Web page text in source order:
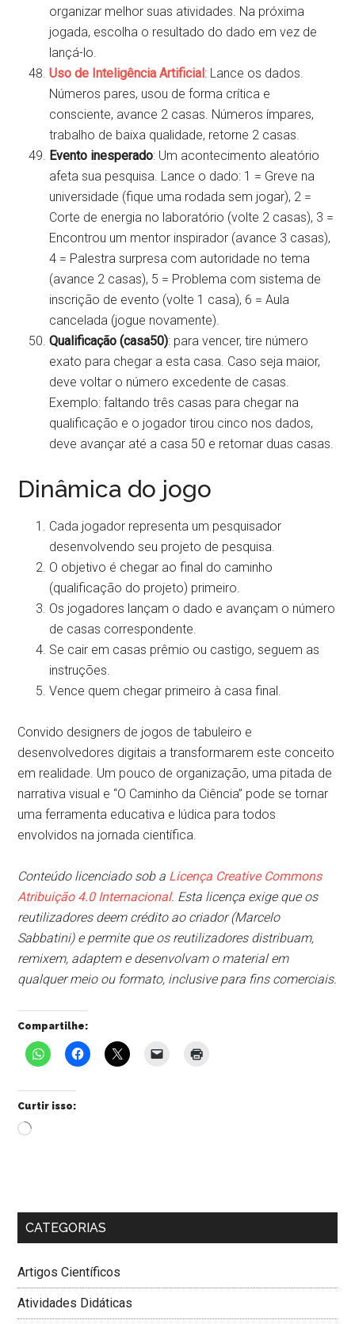
organizar melhor suas atividades. Na próxima
jogada, escolha o resultado do dado em vez de
lançá-lo.
Uso de Inteligência Artificial: Lance os dados.
Números pares, usou de forma crítica e
consciente, avance 2 casas. Números ímpares,
trabalho de baixa qualidade, retorne 2 casas.
Evento inesperado: Um acontecimento aleatório
afeta sua pesquisa. Lance o dado: 1 = Greve na
universidade (fique uma rodada sem jogar), 2 =
Corte de energia no laboratório (volte 2 casas), 3 =
Encontrou um mentor inspirador (avance 3 casas),
4 = Palestra surpresa com autoridade no tema
(avance 2 casas), 5 = Problema com sistema de
inscrição de evento (volte 1 casa), 6 = Aula
cancelada (jogue novamente).
Qualificação (casa50): para vencer, tire número
exato para chegar a esta casa. Caso seja maior,
deve voltar o número excedente de casas.
Exemplo: faltando três casas para chegar na
qualificação e o jogador tirou cinco nos dados,
deve avançar até a casa 50 e retornar duas casas.
Dinâmica do jogo
Cada jogador representa um pesquisador
desenvolvendo seu projeto de pesquisa.
O objetivo é chegar ao final do caminho
(qualificação do projeto) primeiro.
Os jogadores lançam o dado e avançam o número
de casas correspondente.
Se cair em casas prêmio ou castigo, seguem as
instruções.
Vence quem chegar primeiro à casa final.
Convido designers de jogos de tabuleiro e
desenvolvedores digitais a transformarem este conceito
em realidade. Um pouco de organização, uma pitada de
narrativa visual e “O Caminho da Ciência” pode se tornar
uma ferramenta educativa e lúdica para todos
envolvidos na jornada científica.
Conteúdo licenciado sob a Licença Creative Commons
Atribuição 4.0 Internacional. Esta licença exige que os
reutilizadores deem crédito ao criador (Marcelo
Sabbatini) e permite que os reutilizadores distribuam,
remixem, adaptem e desenvolvam o material em
qualquer meio ou formato, inclusive para fins comerciais.
Compartilhe:
Curtir isso:
Carregando...
CATEGORIAS
Artigos Científicos
Atividades Didáticas